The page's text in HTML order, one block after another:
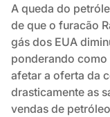
A queda do
de que o furacão
gás dos EUA
ponderando
afetar a oferta da
drasticamente as
vendas de